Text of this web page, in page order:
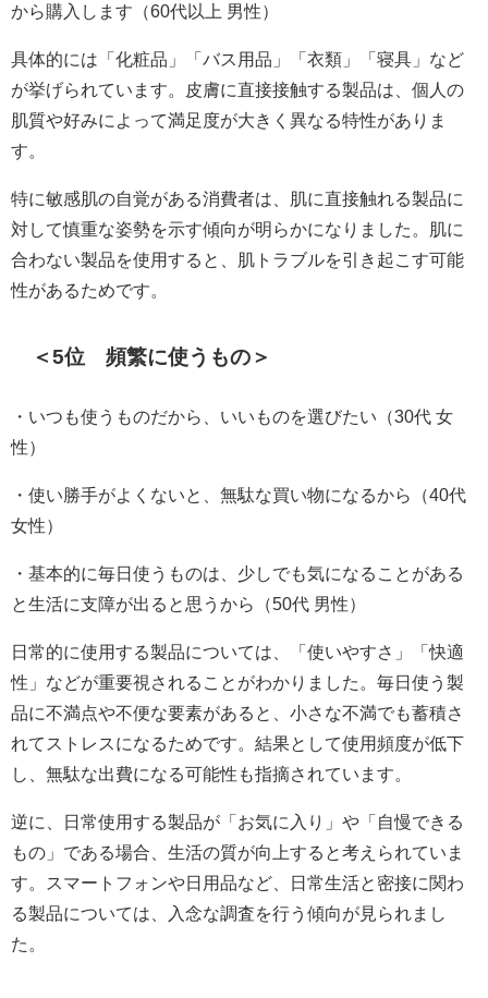
から購入します（60代以上 男性）
具体的には「化粧品」「バス用品」「衣類」「寝具」など
が挙げられています。皮膚に直接接触する製品は、個人の
肌質や好みによって満足度が大きく異なる特性がありま
す。
特に敏感肌の自覚がある消費者は、肌に直接触れる製品に
対して慎重な姿勢を示す傾向が明らかになりました。肌に
合わない製品を使用すると、肌トラブルを引き起こす可能
性があるためです。
＜5位 頻繁に使うもの＞
・いつも使うものだから、いいものを選びたい（30代 女
性）
・使い勝手がよくないと、無駄な買い物になるから（40代
女性）
・基本的に毎日使うものは、少しでも気になることがある
と生活に支障が出ると思うから（50代 男性）
日常的に使用する製品については、「使いやすさ」「快適
性」などが重要視されることがわかりました。毎日使う製
品に不満点や不便な要素があると、小さな不満でも蓄積さ
れてストレスになるためです。結果として使用頻度が低下
し、無駄な出費になる可能性も指摘されています。
逆に、日常使用する製品が「お気に入り」や「自慢できる
もの」である場合、生活の質が向上すると考えられていま
す。スマートフォンや日用品など、日常生活と密接に関わ
る製品については、入念な調査を行う傾向が見られまし
た。